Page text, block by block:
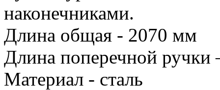
наконечниками.
Длина общая - 2070 мм
Длина поперечной ручки
Материал - сталь